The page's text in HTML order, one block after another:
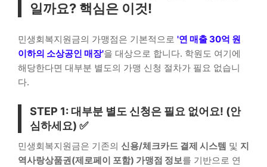
일까요? 핵심은 이것!
민생회복지원금의 가맹점은 기본적으로 '연 매출 30억 원
이하의 소상공인 매장'을 대상으로 합니다. 학원도 여기에
해당한다면 대부분 별도의 가맹 신청 절차가 필요 없습니
다.
STEP 1: 대부분 별도 신청은 필요 없어요! (안
심하세요) ✅
민생회복지원금은 기존의 신용/체크카드 결제 시스템 및 지
역사랑상품권(제로페이 포함) 가맹점 정보를 기반으로 연